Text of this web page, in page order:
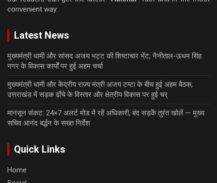
convenient way.
Latest News
मुख्यमंत्री धामी और सांसद अजय भट्ट की शिष्टाचार भेंट; नैनीताल-ऊधम सिंह
नगर के विकास कार्यों पर हुई अहम चर्चा
मुख्यमंत्री धामी और केंद्रीय राज्य मंत्री अजय टम्टा के बीच हुई अहम बैठक;
उत्तराखंड में सड़क ढाँचे के विस्तार और क्षेत्रीय विकास पर हुई चर्
मानसून संकट: 24×7 अलर्ट मोड में रहें अधिकारी, बंद सड़कें तुरंत खोलें — मुख्य
सचिव आनंद बर्द्धन के सख्त निर्देश
Quick Links
Home